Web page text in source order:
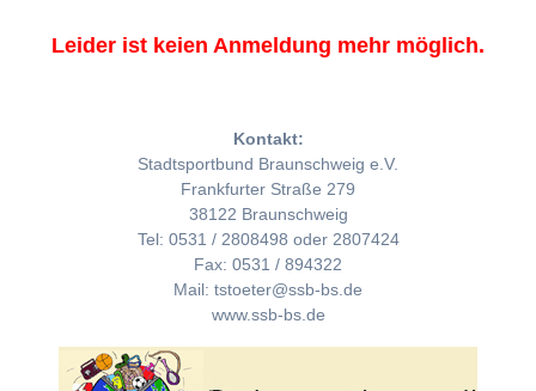
Leider ist keien Anmeldung mehr möglich.
Kontakt:
Stadtsportbund Braunschweig e.V.
Frankfurter Straße 279
38122 Braunschweig
Tel: 0531 / 2808498 oder 2807424
Fax: 0531 / 894322
Mail: tstoeter@ssb-bs.de
www.ssb-bs.de